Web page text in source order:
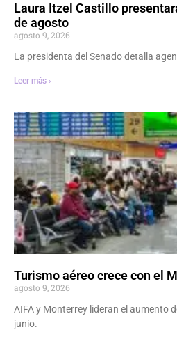
Laura Itzel Castillo
de agosto
agosto 9, 2026
La presidenta del Senado detalla
Leer más ›
Turismo aéreo crece con el
agosto 9, 2026
AIFA y Monterrey lideran el aumento
junio.